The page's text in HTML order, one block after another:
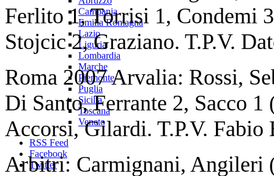
Campania
Emilia Romagna
Lazio
Liguria
Lombardia
Marche
Piemonte
Puglia
Sicilia
Toscana
Veneto
RSS Feed
Facebook
Twitter
Ferlito 1, Torrisi 1, Condemi
Stojcic 2, Graziano. T.P.V.
Roma 2007 Arvalia: Rossi,
Di Santo, Ferrante 2, Sacco
Accorsi, Gilardi. T.P.V. Fabio
Arbitri: Carmignani, Angileri